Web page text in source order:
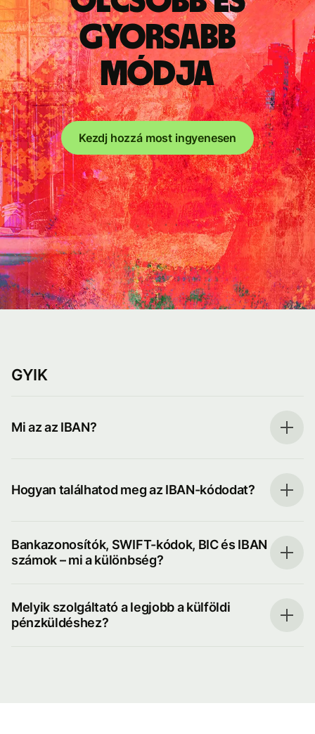
gyorsabb
módja
Kezdj hozzá most ingyenesen
GYIK
Mi az az IBAN?
Hogyan találhatod meg az IBAN-kódodat?
Bankazonosítók, SWIFT-kódok, BIC és IBAN
számok – mi a különbség?
Melyik szolgáltató a legjobb a külföldi
pénzküldéshez?